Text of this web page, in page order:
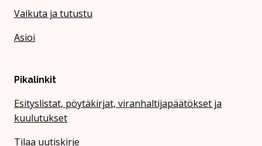
Vaikuta ja tutustu
Asioi
Pikalinkit
Esityslistat, pöytäkirjat, viranhaltijapäätökset ja
kuulutukset
Tilaa uutiskirje